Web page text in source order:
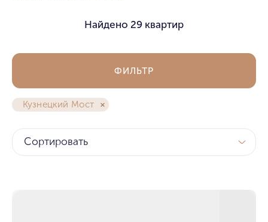
Найдено 29 квартир
Кузнецкий Мост
ФИЛЬТР
Сортировать